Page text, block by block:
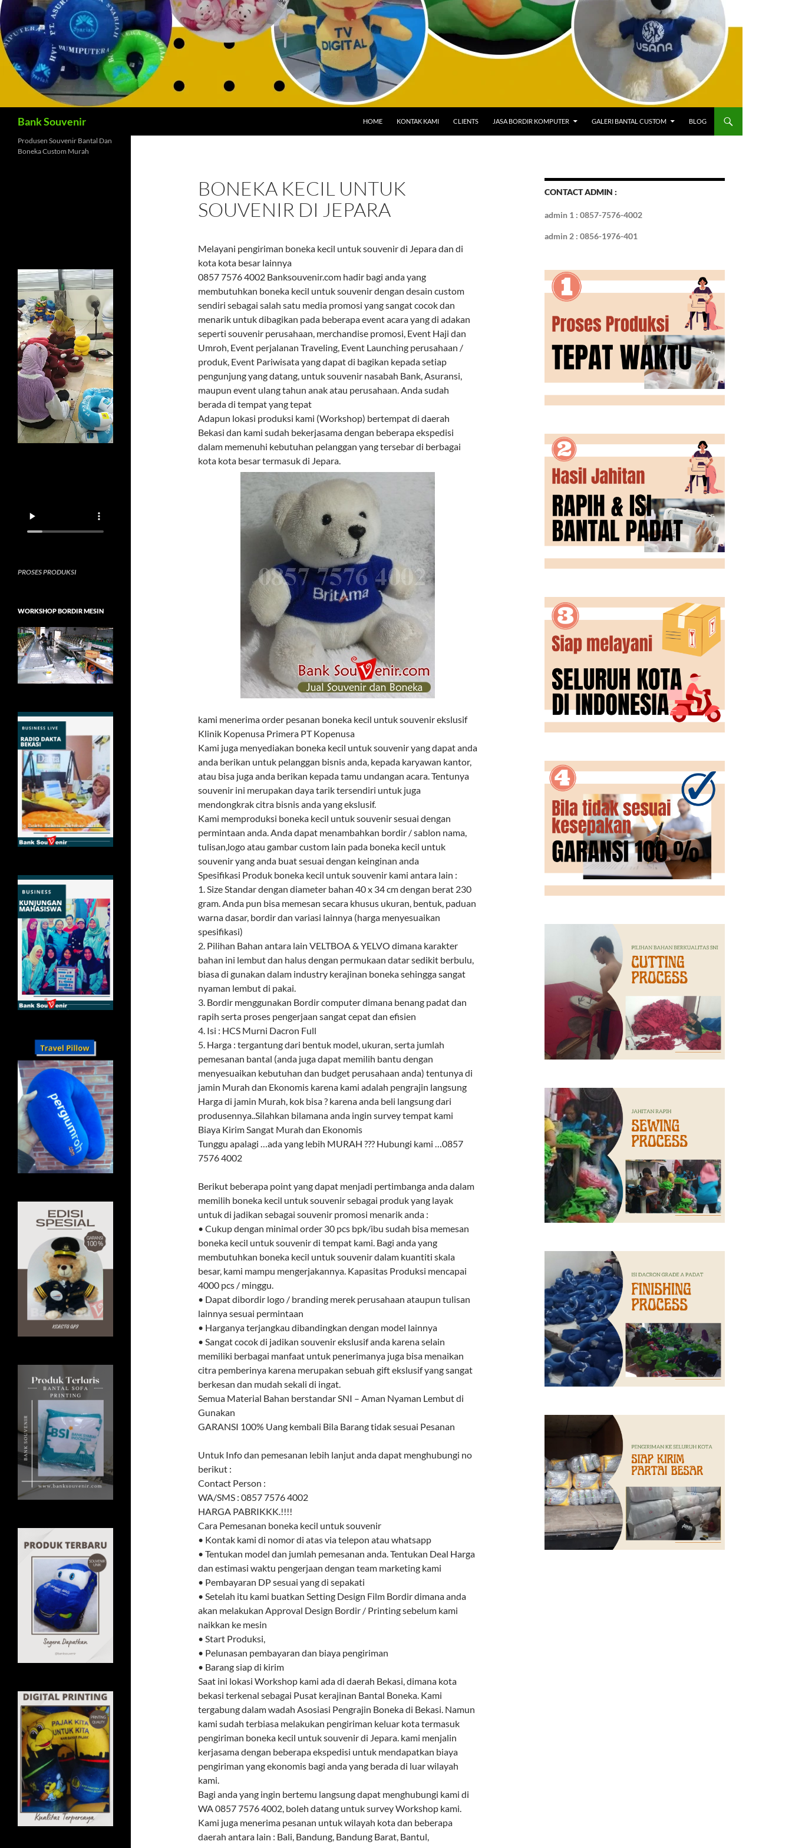
Bank Souvenir HOME KONTAK KAMI CLIENTS JASA BORDIR KOMPUTER GALERI BANTAL CUSTOM BLOG
BONEKA KECIL UNTUK
SOUVENIR DI JEPARA
Melayani pengiriman boneka kecil untuk souvenir di Jepara dan di
kota kota besar lainnya
0857 7576 4002 Banksouvenir.com hadir bagi anda yang
membutuhkan boneka kecil untuk souvenir dengan desain custom
sendiri sebagai salah satu media promosi yang sangat cocok dan
menarik untuk dibagikan pada beberapa event acara yang di adakan
seperti souvenir perusahaan, merchandise promosi, Event Haji dan
Umroh, Event perjalanan Traveling, Event Launching perusahaan /
produk, Event Pariwisata yang dapat di bagikan kepada setiap
pengunjung yang datang, untuk souvenir nasabah Bank, Asuransi,
maupun event ulang tahun anak atau perusahaan. Anda sudah
berada di tempat yang tepat
Adapun lokasi produksi kami (Workshop) bertempat di daerah
Bekasi dan kami sudah bekerjasama dengan beberapa ekspedisi
dalam memenuhi kebutuhan pelanggan yang tersebar di berbagai
kota kota besar termasuk di Jepara.
kami menerima order pesanan boneka kecil untuk souvenir ekslusif
Klinik Kopenusa Primera PT Kopenusa
Kami juga menyediakan boneka kecil untuk souvenir yang dapat anda
anda berikan untuk pelanggan bisnis anda, kepada karyawan kantor,
atau bisa juga anda berikan kepada tamu undangan acara. Tentunya
souvenir ini merupakan daya tarik tersendiri untuk juga
mendongkrak citra bisnis anda yang ekslusif.
Kami memproduksi boneka kecil untuk souvenir sesuai dengan
permintaan anda. Anda dapat menambahkan bordir / sablon nama,
tulisan,logo atau gambar custom lain pada boneka kecil untuk
souvenir yang anda buat sesuai dengan keinginan anda
Spesifikasi Produk boneka kecil untuk souvenir kami antara lain :
1. Size Standar dengan diameter bahan 40 x 34 cm dengan berat 230
gram. Anda pun bisa memesan secara khusus ukuran, bentuk, paduan
warna dasar, bordir dan variasi lainnya (harga menyesuaikan
spesifikasi)
2. Pilihan Bahan antara lain VELTBOA & YELVO dimana karakter
bahan ini lembut dan halus dengan permukaan datar sedikit berbulu,
biasa di gunakan dalam industry kerajinan boneka sehingga sangat
nyaman lembut di pakai.
3. Bordir menggunakan Bordir computer dimana benang padat dan
rapih serta proses pengerjaan sangat cepat dan efisien
4. Isi : HCS Murni Dacron Full
5. Harga : tergantung dari bentuk model, ukuran, serta jumlah
pemesanan bantal (anda juga dapat memilih bantu dengan
menyesuaikan kebutuhan dan budget perusahaan anda) tentunya di
jamin Murah dan Ekonomis karena kami adalah pengrajin langsung
Harga di jamin Murah, kok bisa ? karena anda beli langsung dari
produsennya..Silahkan bilamana anda ingin survey tempat kami
Biaya Kirim Sangat Murah dan Ekonomis
Tunggu apalagi …ada yang lebih MURAH ??? Hubungi kami …0857
7576 4002
Berikut beberapa point yang dapat menjadi pertimbanga anda dalam
memilih boneka kecil untuk souvenir sebagai produk yang layak
untuk di jadikan sebagai souvenir promosi menarik anda :
• Cukup dengan minimal order 30 pcs bpk/ibu sudah bisa memesan
boneka kecil untuk souvenir di tempat kami. Bagi anda yang
membutuhkan boneka kecil untuk souvenir dalam kuantiti skala
besar, kami mampu mengerjakannya. Kapasitas Produksi mencapai
4000 pcs / minggu.
• Dapat dibordir logo / branding merek perusahaan ataupun tulisan
lainnya sesuai permintaan
• Harganya terjangkau dibandingkan dengan model lainnya
• Sangat cocok di jadikan souvenir ekslusif anda karena selain
memiliki berbagai manfaat untuk penerimanya juga bisa menaikan
citra pemberinya karena merupakan sebuah gift ekslusif yang sangat
berkesan dan mudah sekali di ingat.
Semua Material Bahan berstandar SNI – Aman Nyaman Lembut di
Gunakan
GARANSI 100% Uang kembali Bila Barang tidak sesuai Pesanan
Untuk Info dan pemesanan lebih lanjut anda dapat menghubungi no
berikut :
Contact Person :
WA/SMS : 0857 7576 4002
HARGA PABRIKKK.!!!!
Cara Pemesanan boneka kecil untuk souvenir
• Kontak kami di nomor di atas via telepon atau whatsapp
• Tentukan model dan jumlah pemesanan anda. Tentukan Deal Harga
dan estimasi waktu pengerjaan dengan team marketing kami
• Pembayaran DP sesuai yang di sepakati
• Setelah itu kami buatkan Setting Design Film Bordir dimana anda
akan melakukan Approval Design Bordir / Printing sebelum kami
naikkan ke mesin
• Start Produksi,
• Pelunasan pembayaran dan biaya pengiriman
• Barang siap di kirim
Saat ini lokasi Workshop kami ada di daerah Bekasi, dimana kota
bekasi terkenal sebagai Pusat kerajinan Bantal Boneka. Kami
tergabung dalam wadah Asosiasi Pengrajin Boneka di Bekasi. Namun
kami sudah terbiasa melakukan pengiriman keluar kota termasuk
pengiriman boneka kecil untuk souvenir di Jepara. kami menjalin
kerjasama dengan beberapa ekspedisi untuk mendapatkan biaya
pengiriman yang ekonomis bagi anda yang berada di luar wilayah
kami.
Bagi anda yang ingin bertemu langsung dapat menghubungi kami di
WA 0857 7576 4002, boleh datang untuk survey Workshop kami.
Kami juga menerima pesanan untuk wilayah kota dan beberapa
daerah antara lain : Bali, Bandung, Bandung Barat, Bantul,
CONTACT ADMIN :
admin 1 : 0857-7576-4002
admin 2 : 0856-1976-401
Produsen Souvenir Bantal Dan
Boneka Custom Murah
PROSES PRODUKSI
WORKSHOP BORDIR MESIN